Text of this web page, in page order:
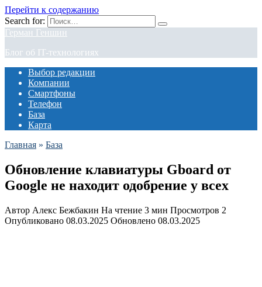
Перейти к содержанию
Search for:
Герман Геншин
Блог об IT-технологиях
Выбор редакции
Компании
Смартфоны
Телефон
База
Карта
Главная » База
Обновление клавиатуры Gboard от
Google не находит одобрение у всех
Автор Алекс Бежбакин На чтение 3 мин Просмотров 2
Опубликовано 08.03.2025 Обновлено 08.03.2025